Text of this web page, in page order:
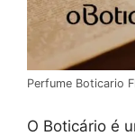
Perfume Boticario
O Boticário é